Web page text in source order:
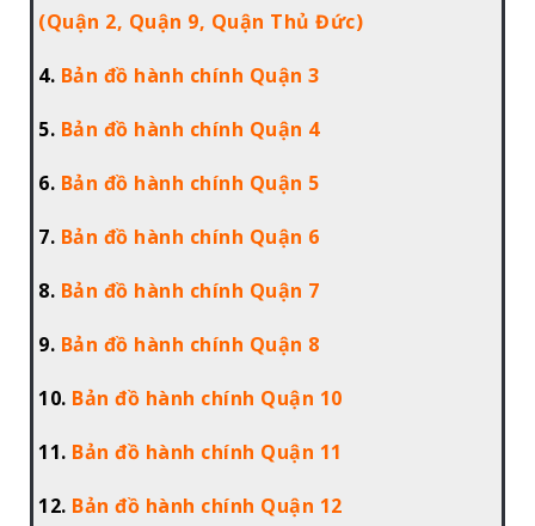
(Quận 2, Quận 9, Quận Thủ Đức)
4. Bản đồ hành chính Quận 3
5. Bản đồ hành chính Quận 4
6. Bản đồ hành chính Quận 5
7. Bản đồ hành chính Quận 6
8. Bản đồ hành chính Quận 7
9. Bản đồ hành chính Quận 8
10. Bản đồ hành chính Quận 10
11. Bản đồ hành chính Quận 11
12. Bản đồ hành chính Quận 12